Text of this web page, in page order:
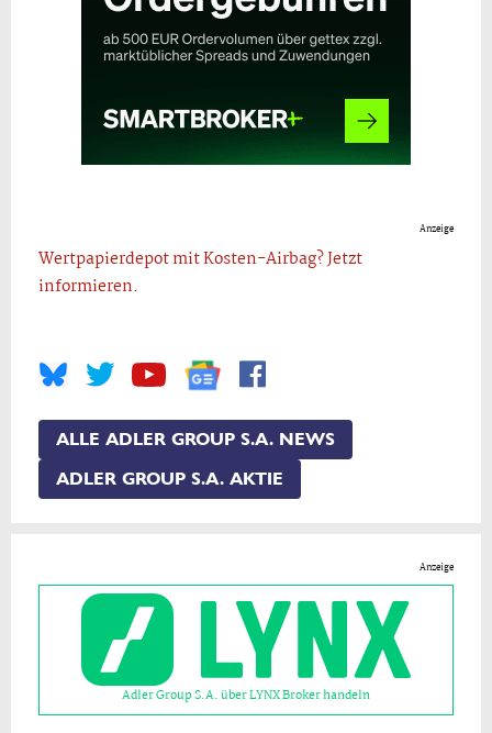
Anzeige
Wertpapierdepot mit Kosten-Airbag? Jetzt
informieren.
ALLE ADLER GROUP S.A. NEWS
ADLER GROUP S.A. AKTIE
Anzeige
Adler Group S.A. über LYNX Broker handeln